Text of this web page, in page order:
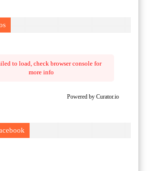
to load, check browser console for
more info
Powered by Curator.io